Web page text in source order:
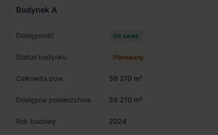
Budynek A
Dostępność Od zaraz
Status budynku Planowany
Całkowita pow. 59 210 m²
Dostępna powierzchnia 59 210 m²
Rok budowy 2024